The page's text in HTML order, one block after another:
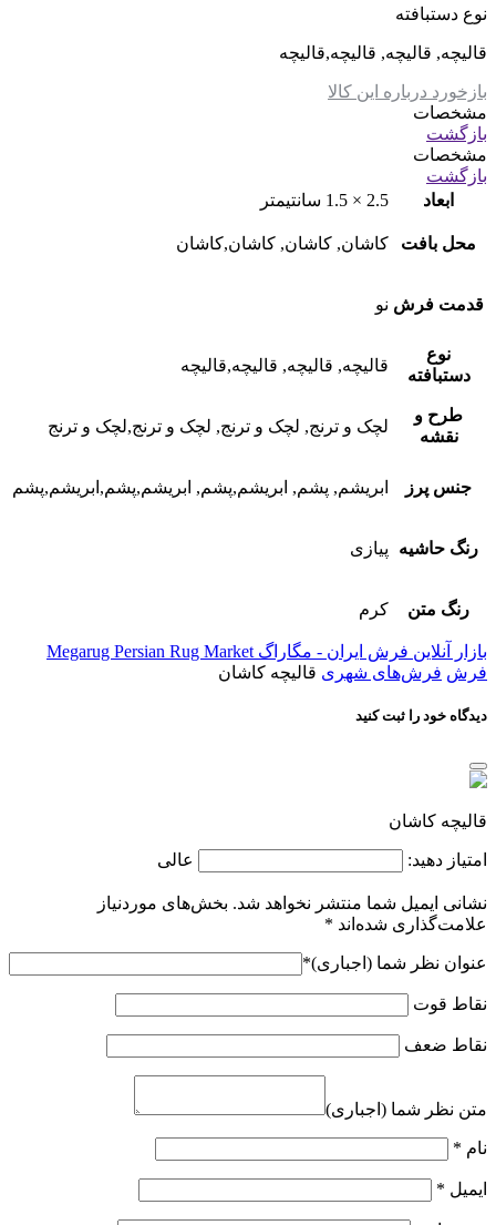
نوع دستبافته
قالیچه, قالیچه, قالیچه,قالیچه
بازخورد درباره این کالا
مشخصات
بازگشت
مشخصات
بازگشت
ابعاد
2.5 × 1.5 سانتیمتر
محل بافت کاشان, کاشان, کاشان,کاشان
قدمت فرش نو
نوع
دستبافته
قالیچه, قالیچه, قالیچه,قالیچه
طرح و
نقشه
لچک و ترنج, لچک و ترنج, لچک و ترنج,لچک و ترنج
جنس پرز ابریشم, پشم, ابریشم,پشم, ابریشم,پشم,ابریشم,پشم
رنگ حاشیه پیازی
رنگ متن کرم
بازار آنلاین فرش ایران - مگاراگ Megarug Persian Rug Market
فرش فرش‌های شهری قالیچه کاشان
دیدگاه خود را ثبت کنید
قالیچه کاشان
امتیاز دهید: عالی
نشانی ایمیل شما منتشر نخواهد شد. بخش‌های موردنیاز
علامت‌گذاری شده‌اند *
عنوان نظر شما (اجباری)*
نقاط قوت
نقاط ضعف
متن نظر شما (اجباری)
نام *
ایمیل *